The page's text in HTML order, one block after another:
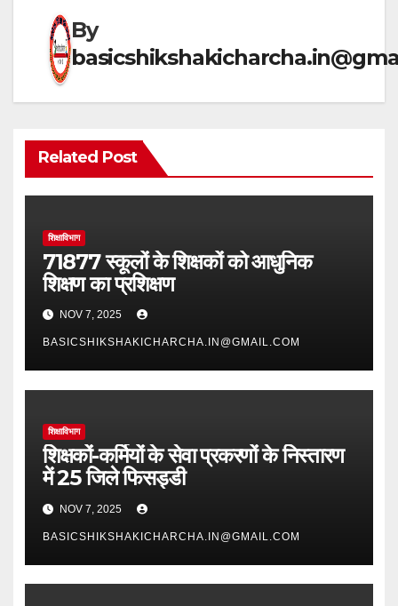
p
k
By
Related Post
शिक्षाविभाग
71877 स्कूलों के शिक्षकों को आधुनिक
शिक्षण का प्रशिक्षण
NOV 7, 2025
BASICSHIKSHAKICHARCHA.IN@GMAIL.COM
शिक्षाविभाग
शिक्षकों-कर्मियों के सेवा प्रकरणों के निस्तारण
में 25 जिले फिसड्डी
NOV 7, 2025
BASICSHIKSHAKICHARCHA.IN@GMAIL.COM